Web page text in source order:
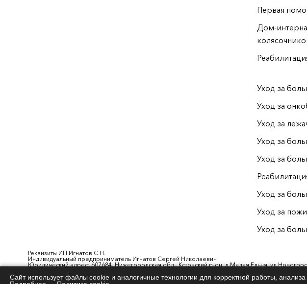
Первая
Дом-
Уход за
Уход за
Уход за
Уход за
Уход за
Уход за
Уход за
Уход за
Реквизиты ИП Игнатов С.Н.
Индивидуальный предприниматель Игнатов Сергей Николаевич
Юридический адрес: 607684, Нижегородская обл., Кстовский р-он, д.Малая Ельня,
ИНН: 502203703768
р/с: 40802810916020000451
Сайт использует файлы cookie и аналогичные технологии для корректной работы,